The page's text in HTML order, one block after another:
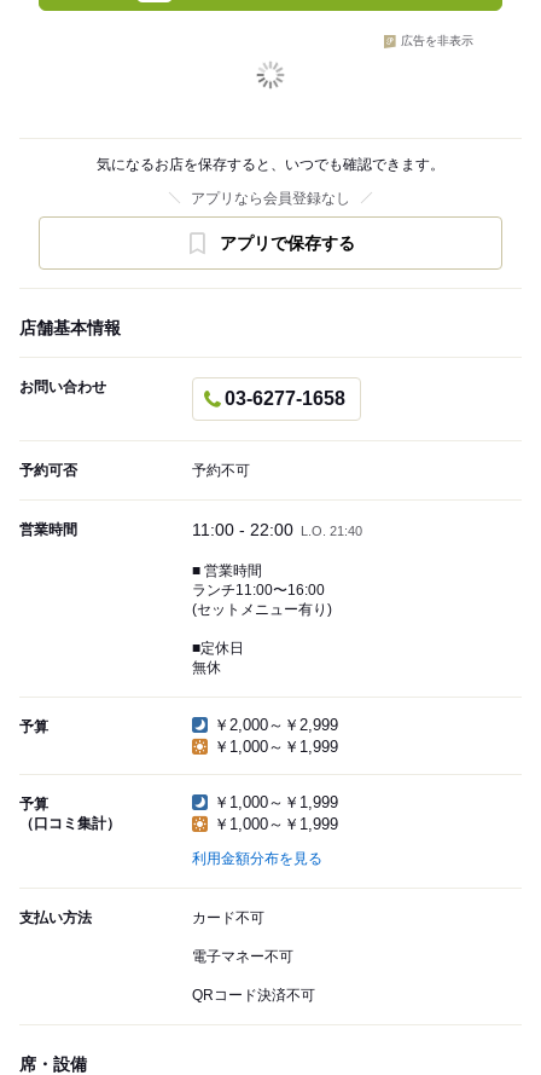
広告を非表示
気になるお店を保存すると、いつでも確認できます。
アプリなら会員登録なし
アプリで保存する
店舗基本情報
お問い合わせ
03-6277-1658
予約可否 予約不可
営業時間 11:00 - 22:00 L.O. 21:40
■ 営業時間
ランチ11:00〜16:00
(セットメニュー有り)
■定休日
無休
予算
￥2,000～￥2,999
￥1,000～￥1,999
予算
（口コミ集計）
￥1,000～￥1,999
￥1,000～￥1,999
利用金額分布を見る
支払い方法 カード不可
電子マネー不可
QRコード決済不可
席・設備